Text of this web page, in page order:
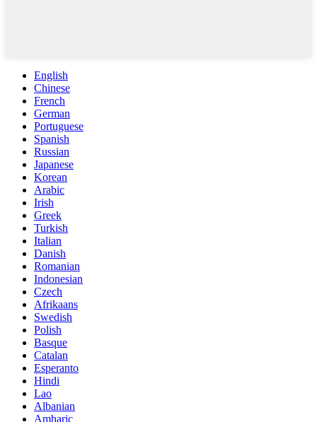
English
Chinese
French
German
Portuguese
Spanish
Russian
Japanese
Korean
Arabic
Irish
Greek
Turkish
Italian
Danish
Romanian
Indonesian
Czech
Afrikaans
Swedish
Polish
Basque
Catalan
Esperanto
Hindi
Lao
Albanian
Amharic